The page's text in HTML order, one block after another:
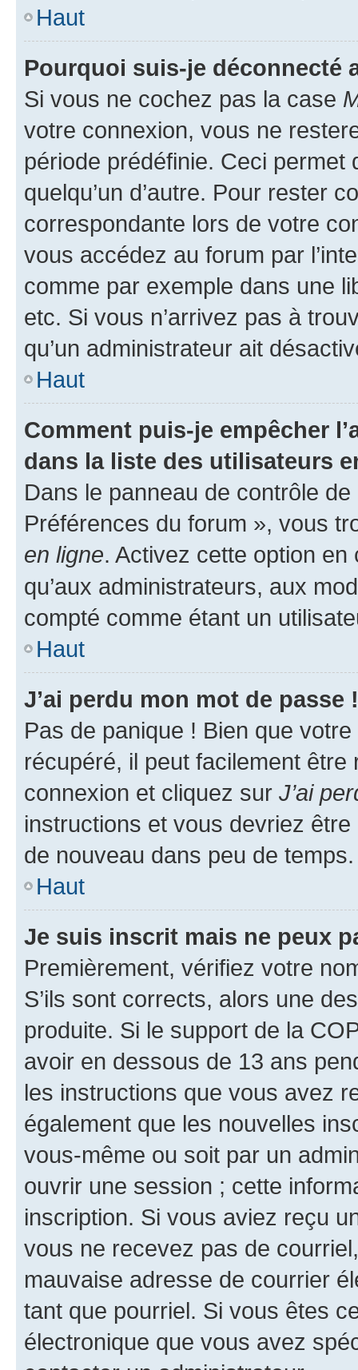
Haut
Pourquoi suis-je déconnecté
Si vous ne cochez pas la case
votre connexion, vous ne
période prédéfinie. Ceci permet
quelqu’un d’autre. Pour rester
correspondante lors de votre
vous accédez au forum par
comme par exemple dans une
etc. Si vous n’arrivez pas à
qu’un administrateur ait
Haut
Comment puis-je empêcher
dans la liste des utilisateurs
Dans le panneau de contrôle
Préférences du forum », vous
en ligne. Activez cette option
qu’aux administrateurs, aux
compté comme étant un
Haut
J’ai perdu mon mot de passe !
Pas de panique ! Bien que
récupéré, il peut facilement
connexion et cliquez sur J’ai
instructions et vous devriez
de nouveau dans peu de temps.
Haut
Je suis inscrit mais ne peux
Premièrement, vérifiez votre
S’ils sont corrects, alors une
produite. Si le support de la
avoir en dessous de 13 ans
les instructions que vous avez
également que les nouvelles
vous-même ou soit par un
ouvrir une session ; cette
inscription. Si vous aviez reçu
vous ne recevez pas de
mauvaise adresse de courrier
tant que pourriel. Si vous êtes
électronique que vous avez